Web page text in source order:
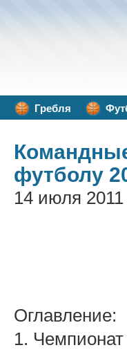
Гребля
футболу
14 июля 2011
Оглавление:
1.